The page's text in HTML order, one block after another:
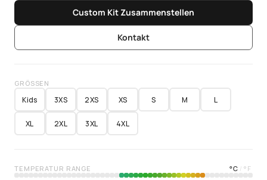
Custom Kit Zusammenstellen
Kontakt
GRÖSSEN
Kids 3XS 2XS XS S M L
XL 2XL 3XL 4XL
TEMPERATUR RANGE °C / ° F